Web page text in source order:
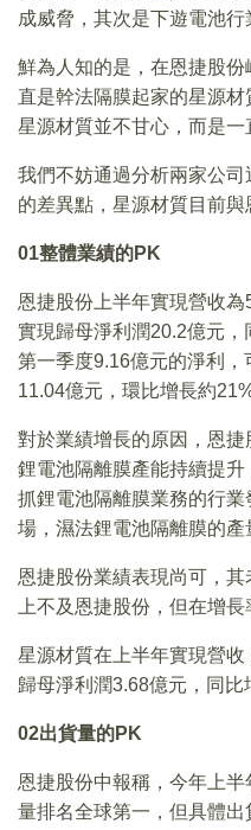
成威脅，其次是下遊電池行
鮮為人知的是，在恩捷股
直是幹法隔膜起家的星源材
星源材質並不甘心，而是一
我們不妨通過分析兩家公
的差異點，星源材質目前與
01整體業績的PK
恩捷股份上半年實現營收為
實現歸母淨利潤20.2億元
第一季度9.16億元的淨利，
11.04億元，環比增長約21%
對於業績增長的原因，恩
鋰電池隔離膜產能持續提
抓鋰電池隔離膜業務的行
場，濕法鋰電池隔離膜的產
恩捷股份業績表現尚可，
上不及恩捷股份，但在增長
星源材質在上半年實現營收
歸母淨利潤3.68億元，同比
02出貨量的PK
恩捷股份中報稱，今年上
量排名全球第一，但具體出